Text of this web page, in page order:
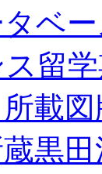
ベ
留
所載
黒